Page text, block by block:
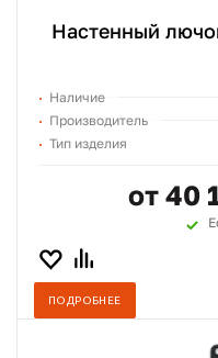
Настенный
Наличие
Производитель
Тип изделия
от 40
ПОДРОБНЕЕ